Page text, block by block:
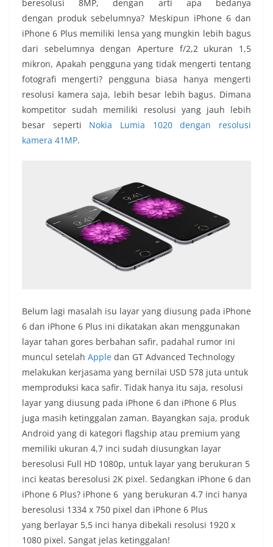
beresolusi 8MP, dengan arti apa bedanya
dengan produk sebelumnya? Meskipun iPhone 6 dan
iPhone 6 Plus memiliki lensa yang mungkin lebih bagus
dari sebelumnya dengan Aperture f/2,2 ukuran 1,5
mikron, Apakah pengguna yang tidak mengerti tentang
fotografi mengerti? pengguna biasa hanya mengerti
resolusi kamera saja, lebih besar lebih bagus. Dimana
kompetitor sudah memiliki resolusi yang jauh lebih
besar seperti Nokia Lumia 1020 dengan resolusi
kamera 41MP.
Belum lagi masalah isu layar yang diusung pada iPhone
6 dan iPhone 6 Plus ini dikatakan akan menggunakan
layar tahan gores berbahan safir, padahal rumor ini
muncul setelah Apple dan GT Advanced Technology
melakukan kerjasama yang bernilai USD 578 juta untuk
memproduksi kaca safir. Tidak hanya itu saja, resolusi
layar yang diusung pada iPhone 6 dan iPhone 6 Plus
juga masih ketinggalan zaman. Bayangkan saja, produk
Android yang di kategori flagship atau premium yang
memiliki ukuran 4,7 inci sudah diusungkan layar
beresolusi Full HD 1080p, untuk layar yang berukuran 5
inci keatas beresolusi 2K pixel. Sedangkan iPhone 6 dan
iPhone 6 Plus? iPhone 6 yang berukuran 4.7 inci hanya
beresolusi 1334 x 750 pixel dan iPhone 6 Plus
yang berlayar 5,5 inci hanya dibekali resolusi 1920 x
1080 pixel. Sangat jelas ketinggalan!